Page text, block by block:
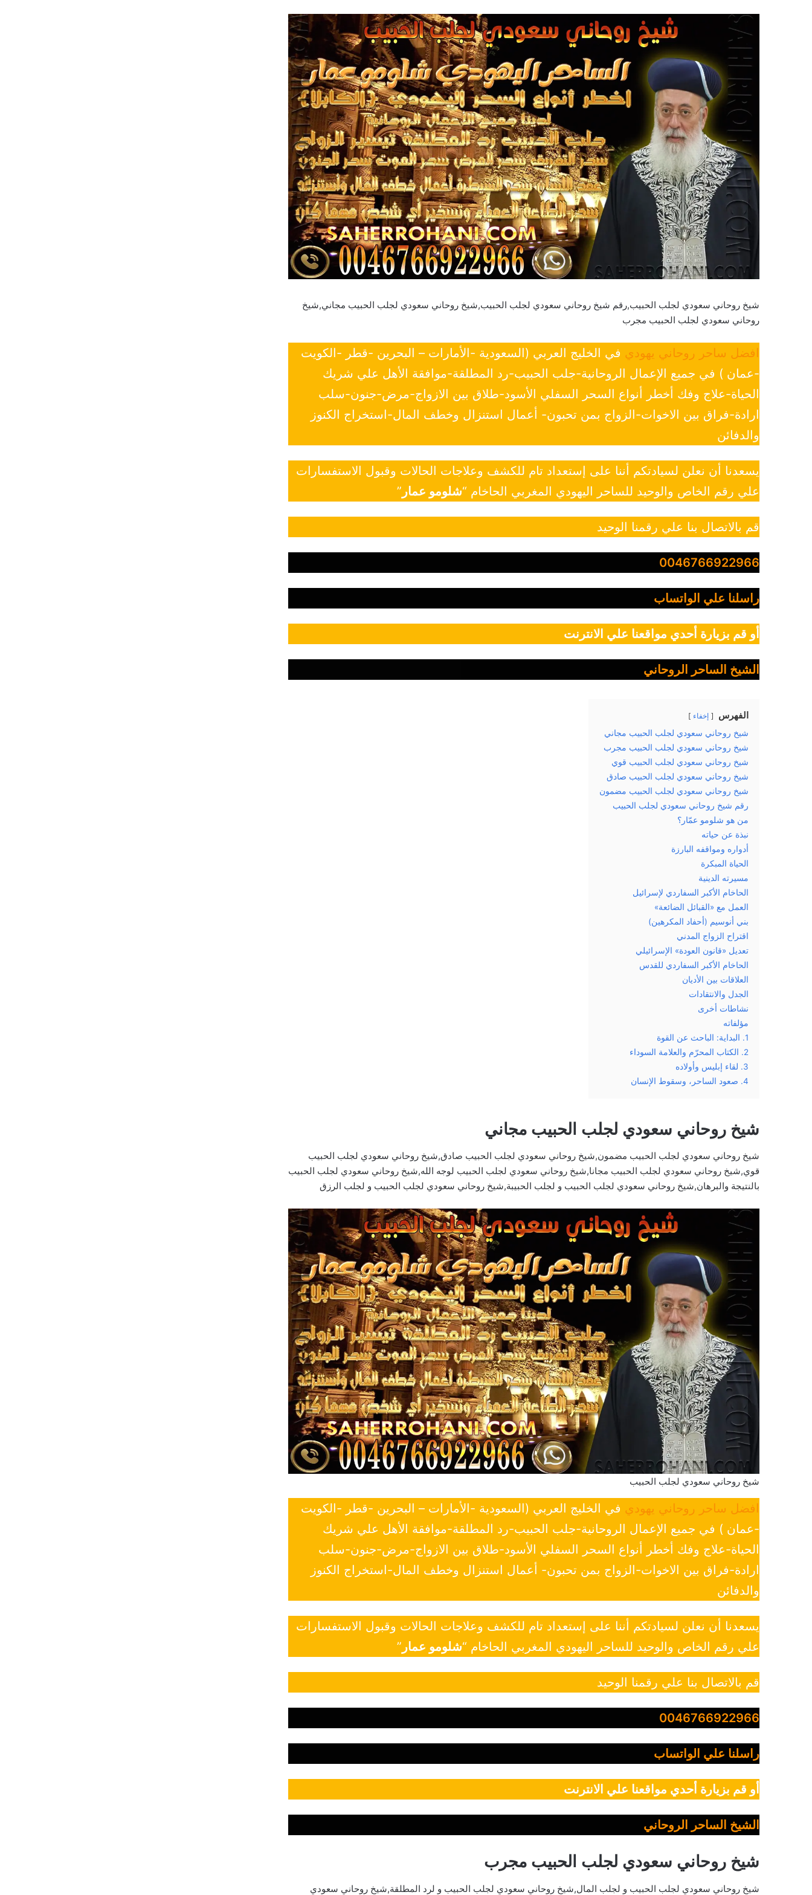
شيخ روحاني سعودي لجلب الحبيب,رقم شيخ روحاني سعودي لجلب الحبيب,شيخ روحاني سعودي لجلب الحبيب مجاني,شيخ
روحاني سعودي لجلب الحبيب مجرب
افضل ساحر روحاني يهودي في الخليج العربي (السعودية -الأمارات – البحرين -قطر -الكويت
-عمان ) في جميع الإعمال الروحانية-جلب الحبيب-رد المطلقة-موافقة الأهل علي شريك
الحياة-علاج وفك أخطر أنواع السحر السفلي الأسود-طلاق بين الازواج-مرض-جنون-سلب
ارادة-فراق بين الاخوات-الزواج بمن تحبون- أعمال استنزال وخطف المال-استخراج الكنوز
والدفائن
يسعدنا أن نعلن لسيادتكم أننا على إستعداد تام للكشف وعلاجات الحالات وقبول الاستفسارات
علي رقم الخاص والوحيد للساحر اليهودي المغربي الحاخام “شلومو عمار ”
قم بالاتصال بنا علي رقمنا الوحيد
0046766922966
راسلنا علي الواتساب
أو قم بزيارة أحدي مواقعنا علي الانترنت
الشيخ الساحر الروحاني
الفهرس إخفاء
شيخ روحاني سعودي لجلب الحبيب مجاني
شيخ روحاني سعودي لجلب الحبيب مجرب
شيخ روحاني سعودي لجلب الحبيب قوي
شيخ روحاني سعودي لجلب الحبيب صادق
شيخ روحاني سعودي لجلب الحبيب مضمون
رقم شيخ روحاني سعودي لجلب الحبيب
من هو شلومو عمّار؟
نبذة عن حياته
أدواره ومواقفه البارزة
الحياة المبكرة
مسيرته الدينية
الحاخام الأكبر السفاردي لإسرائيل
العمل مع «القبائل الضائعة»
بني أنوسيم (أحفاد المكرهين)
اقتراح الزواج المدني
تعديل «قانون العودة» الإسرائيلي
الحاخام الأكبر السفاردي للقدس
العلاقات بين الأديان
الجدل والانتقادات
نشاطات أخرى
مؤلفاته
1. البداية: الباحث عن القوة
2. الكتاب المحرّم والعلامة السوداء
3. لقاء إبليس وأولاده
4. صعود الساحر، وسقوط الإنسان
شيخ روحاني سعودي لجلب الحبيب مجاني
شيخ روحاني سعودي لجلب الحبيب مضمون,شيخ روحاني سعودي لجلب الحبيب صادق,شيخ روحاني سعودي لجلب الحبيب
قوي,شيخ روحاني سعودي لجلب الحبيب مجانا,شيخ روحاني سعودي لجلب الحبيب لوجه الله,شيخ روحاني سعودي لجلب الحبيب
بالنتيجة والبرهان,شيخ روحاني سعودي لجلب الحبيب و لجلب الحبيبة,شيخ روحاني سعودي لجلب الحبيب و لجلب الرزق
شيخ روحاني سعودي لجلب الحبيب
افضل ساحر روحاني يهودي في الخليج العربي (السعودية -الأمارات – البحرين -قطر -الكويت
-عمان ) في جميع الإعمال الروحانية-جلب الحبيب-رد المطلقة-موافقة الأهل علي شريك
الحياة-علاج وفك أخطر أنواع السحر السفلي الأسود-طلاق بين الازواج-مرض-جنون-سلب
ارادة-فراق بين الاخوات-الزواج بمن تحبون- أعمال استنزال وخطف المال-استخراج الكنوز
والدفائن
يسعدنا أن نعلن لسيادتكم أننا على إستعداد تام للكشف وعلاجات الحالات وقبول الاستفسارات
علي رقم الخاص والوحيد للساحر اليهودي المغربي الحاخام “شلومو عمار ”
قم بالاتصال بنا علي رقمنا الوحيد
0046766922966
راسلنا علي الواتساب
أو قم بزيارة أحدي مواقعنا علي الانترنت
الشيخ الساحر الروحاني
شيخ روحاني سعودي لجلب الحبيب مجرب
شيخ روحاني سعودي لجلب الحبيب و لجلب المال,شيخ روحاني سعودي لجلب الحبيب و لرد المطلقة,شيخ روحاني سعودي